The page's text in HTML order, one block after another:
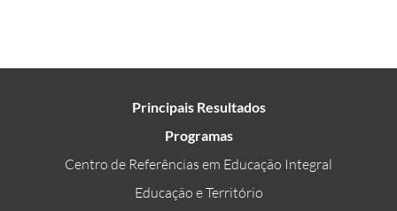
Principais Resultados
Programas
Centro de Referências em Educação Integral
Educação e Território